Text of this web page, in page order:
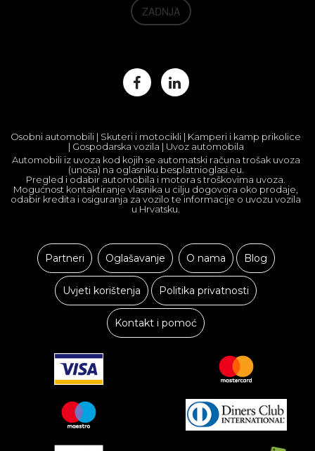
ZADNJA
Osobni automobili | Skuteri i motocikli | Kamperi i kamp prikolice
| Gospodarska vozila | Uvoz automobila
Automobili iz uvoza kod kojih se automatski računa trošak uvoza
(unosa) na oglasniku besplatnioglasi.eu.
Pregled i odabir automobila i motora s troškovima uvoza.
Mogućnost kontaktiranje vlasnika u cilju dogovora oko prodaje,
odabir kredita i osiguranja za vozilo te informacije o uvozu vozila
u Hrvatsku.
Partneri Oglašavanje O nama Blog
Uvjeti korištenja Politika privatnosti
Kontakt i pomoć